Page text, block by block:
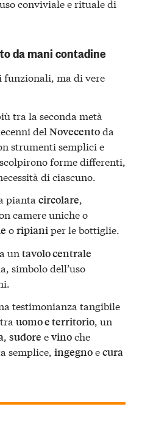
conviviale e rituale di
da mani contadine
funzionali, ma di vere
tra la seconda metà
del Novecentoda
strumenti semplici e
forme differenti,
di ciascuno.
pianta circolare,
camere uniche o
oripianiper le bottiglie.
un tavolo centrale
simbolo dell’uso
testimonianza tangibile
uomo e territorio, un
, sudore evinoche
semplice, ingegnoecura